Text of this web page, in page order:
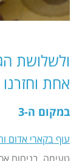
ולשלושת
אחת וחזרנו
במקום ה-3
עוף בקארי אדום